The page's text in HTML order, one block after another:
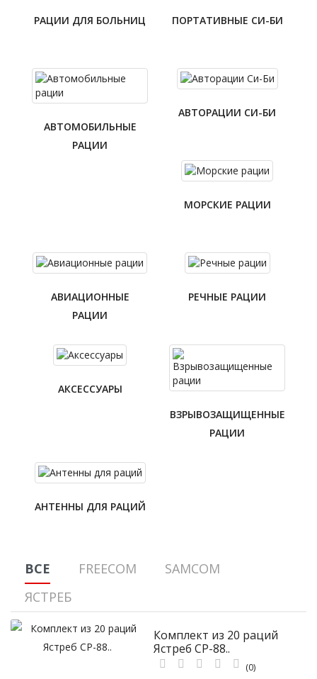
РАЦИИ ДЛЯ БОЛЬНИЦ ПОРТАТИВНЫЕ СИ-БИ
АВТОМОБИЛЬНЫЕ
РАЦИИ
АВТОРАЦИИ СИ-БИ
МОРСКИЕ РАЦИИ
АВИАЦИОННЫЕ
РАЦИИ
РЕЧНЫЕ РАЦИИ
АКСЕССУАРЫ
ВЗРЫВОЗАЩИЩЕННЫЕ
РАЦИИ
АНТЕННЫ ДЛЯ РАЦИЙ
ВСЕ FREECOM
SAMCOM
ЯСТРЕБ
Комплект из 20 раций
Ястреб СР-88..
(0)